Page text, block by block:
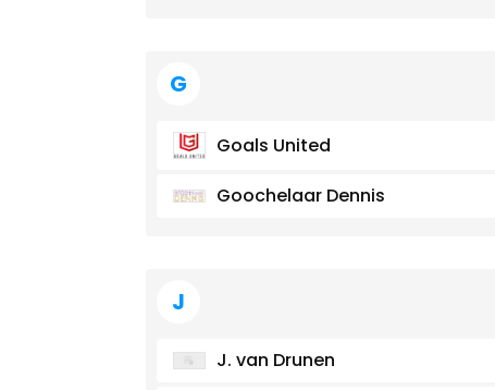
G
Goals United
Goochelaar Dennis
J
J. van Drunen